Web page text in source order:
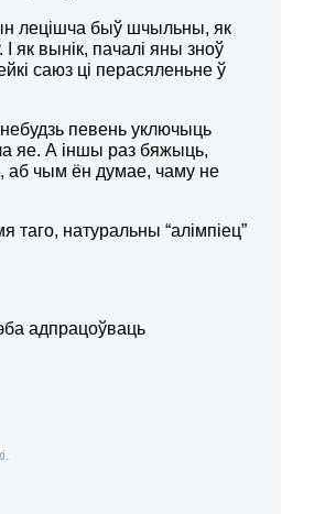
лецішча быў шчыльны, як
як вынік, пачалі яны зноў
саюз ці перасяленьне ў
певень уключыць
яе. А іншы раз бяжыць,
аб чым ён думае, чаму не
натуральны “алімпіец”
адпрацоўваць